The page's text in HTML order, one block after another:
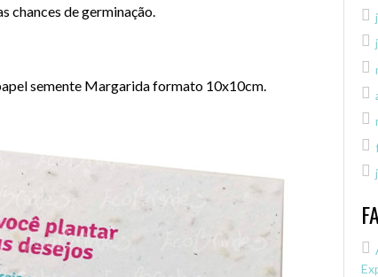
chances de germinação.
semente Margarida formato 10x10cm.